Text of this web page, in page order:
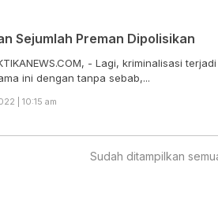
Sejumlah Preman Dipolisikan
- Lagi, kriminalisasi
ini dengan tanpa sebab,...
| 10:15 am
Sudah ditampilkan